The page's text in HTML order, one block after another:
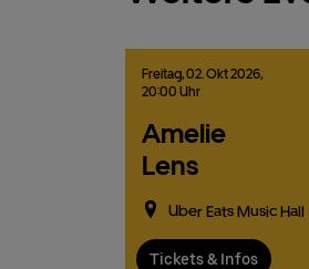
Freitag,02. Okt2026,
20:00 Uhr
Amelie
Lens
Uber Eats Music Hall
Tickets & Infos